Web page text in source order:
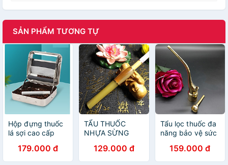
SẢN PHẨM TƯƠNG TỰ
Hộp đựng thuốc
lá sợi cao cấp
179.000 đ
TẨU THUỐC
NHỰA SỪNG
LỌC THUỐC BẢO
VỆ SỨC KHỎE
129.000 đ
Tẩu lọc thuốc đa
năng bảo vệ sức
159.000 đ